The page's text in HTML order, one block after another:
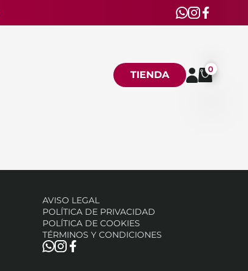
TIENDA 0
AVISO LEGAL
POLÍTICA DE PRIVACIDAD
POLÍTICA DE COOKIES
TÉRMINOS Y CONDICIONES